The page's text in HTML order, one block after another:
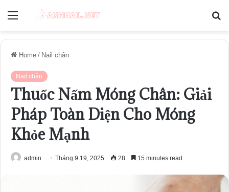
Menu
Home / Nail chân
Nail chân
Thuốc Nấm Móng Chân: Giải
Pháp Toàn Diện Cho Móng
Khỏe Mạnh
admin Tháng 9 19, 2025 28 15 minutes read